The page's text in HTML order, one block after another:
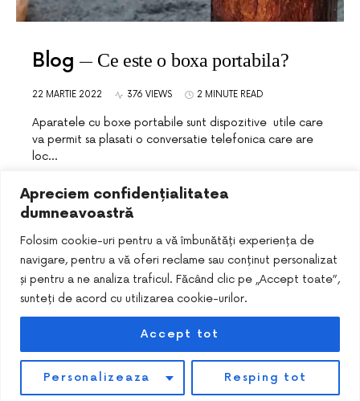
Apreciem confidențialitatea
dumneavoastră
Folosim cookie-uri pentru a vă îmbunătăți experiența de
navigare, pentru a vă oferi reclame sau conținut personalizat
și pentru a ne analiza traficul. Făcând clic pe „Accept toate”,
sunteți de acord cu utilizarea cookie-urilor.
Personalizeaza Resping tot
Accept tot
Blog Ce este o boxa portabila?
22 MARTIE 2022 376 VIEWS 2 MINUTE READ
Aparatele cu boxe portabile sunt dispozitive utile care
va permit sa plasati o conversatie telefonica care are
loc…
DESIGNED & DEVELOPED BYSMART SEO PACK